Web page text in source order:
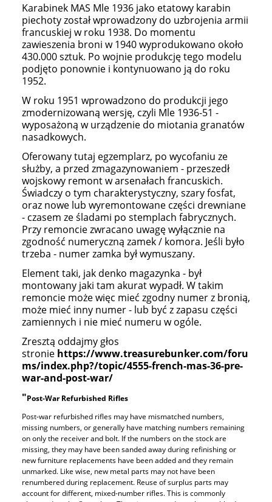
Karabinek MAS Mle 1936 jako etatowy karabin
piechoty został wprowadzony do uzbrojenia armii
francuskiej w roku 1938. Do momentu
zawieszenia broni w 1940 wyprodukowano około
430.000 sztuk. Po wojnie produkcję tego modelu
podjęto ponownie i kontynuowano ją do roku
1952.
W roku 1951 wprowadzono do produkcji jego
zmodernizowaną wersję, czyli Mle 1936-51 -
wyposażoną w urządzenie do miotania granatów
nasadkowych.
Oferowany tutaj egzemplarz, po wycofaniu ze
służby, a przed zmagazynowaniem - przeszedł
wojskowy remont w arsenałach francuskich.
Świadczy o tym charakterystyczny, szary fosfat,
oraz nowe lub wyremontowane części drewniane
- czasem ze śladami po stemplach fabrycznych.
Przy remoncie zwracano uwagę wyłącznie na
zgodność numeryczną zamek / komora. Jeśli było
trzeba - numer zamka był wymuszany.
Element taki, jak denko magazynka - był
montowany jaki tam akurat wypadł. W takim
remoncie może więc mieć zgodny numer z bronią,
może mieć inny numer - lub być z zapasu części
zamiennych i nie mieć numeru w ogóle.
Zresztą oddajmy głos
stronie https://www.treasurebunker.com/foru
ms/index.php?/topic/4555-french-mas-36-pre-
war-and-post-war/
"Post-War Refurbished Rifles
Post-war refurbished rifles may have mismatched numbers,
missing numbers, or generally have matching numbers remaining
on only the receiver and bolt. If the numbers on the stock are
missing, they may have been sanded away during refinishing or
new furniture replacements have been added and they remain
unmarked. Like wise, new metal parts may not have been
renumbered during replacement. Reuse of surplus parts may
account for different, mixed-number rifles. This is commonly